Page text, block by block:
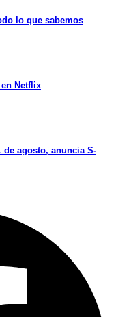
lo que sabemos
Netflix
de agosto, anuncia S-